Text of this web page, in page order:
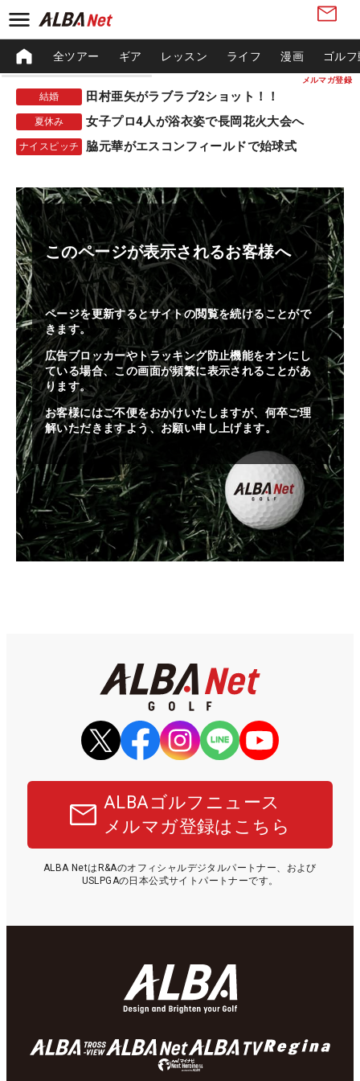
メルマガ登録
全ツアー ギア レッスン ライフ 漫画 ゴル
結婚 田村亜矢がラブラブ2ショット！！
夏休み 女子プロ4人が浴衣姿で長岡花火大会へ
ナイスピッチ 脇元華がエスコンフィールドで始球式
このページが表示されるお客様へ
ページを更新するとサイトの閲覧を続けることがで
きます。
広告ブロッカーやトラッキング防止機能をオンにし
ている場合、この画面が頻繁に表示されることがあ
ります。
お客様にはご不便をおかけいたしますが、何卒ご理
解いただきますよう、お願い申し上げます。
ALBAゴルフニュース
メルマガ登録はこちら
ALBA NetはR&Aのオフィシャルデジタルパートナー、および
USLPGAの日本公式サイトパートナーです。